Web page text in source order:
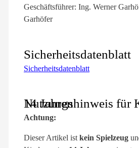
Geschäftsführer: Ing. Werner
Garhöfer
Sicherheitsdatenblatt
Sicherheitsdatenblatt
Nutzungshinweis für Kinder unter 14 Jahren
Achtung:
Dieser Artikel ist kein Spielzeug